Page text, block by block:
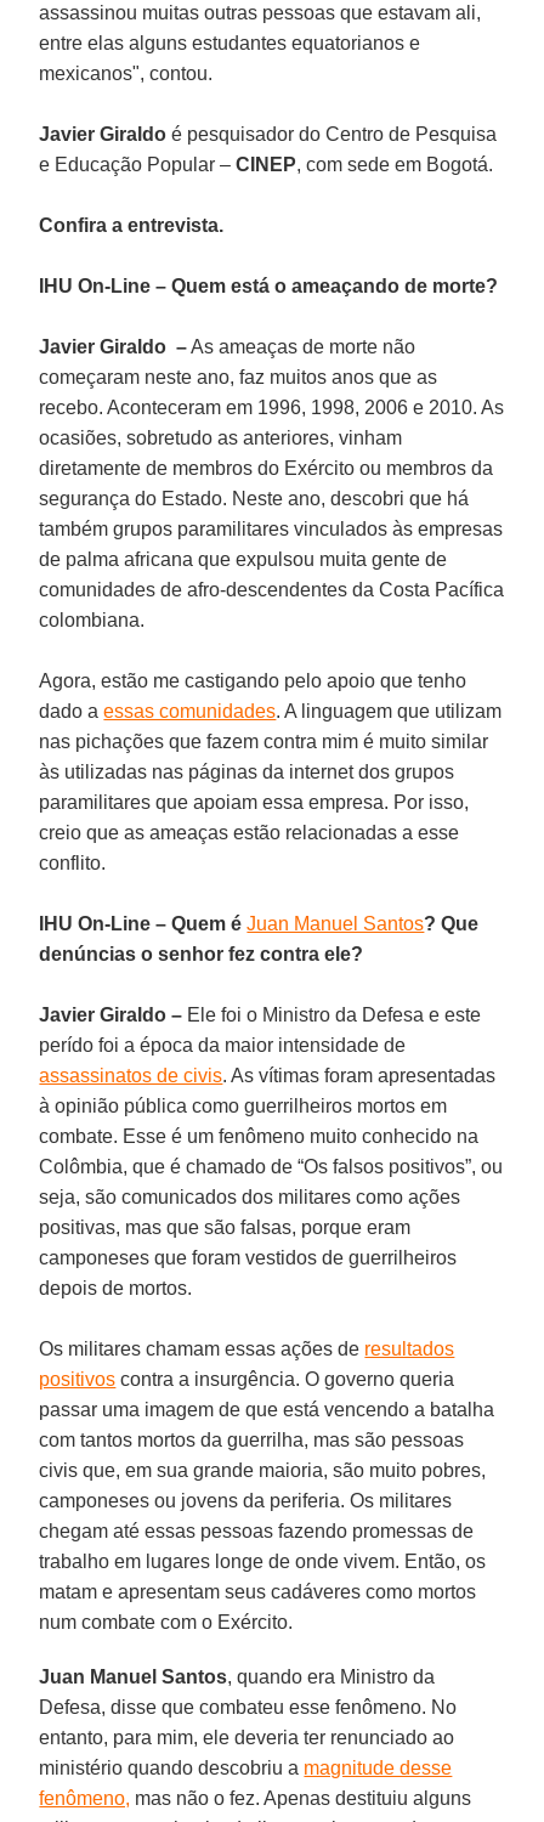
assassinou muitas outras pessoas que estavam ali,
entre elas alguns estudantes equatorianos e
mexicanos", contou.
Javier Giraldo é pesquisador do Centro de Pesquisa
e Educação Popular –CINEP, com sede em Bogotá.
Confira a entrevista.
IHU On-Line – Quem está o ameaçando de morte?
Javier Giraldo –As ameaças de morte não
começaram neste ano, faz muitos anos que as
recebo. Aconteceram em 1996, 1998, 2006 e 2010. As
ocasiões, sobretudo as anteriores, vinham
diretamente de membros do Exército ou membros da
segurança do Estado. Neste ano, descobri que há
também grupos paramilitares vinculados às empresas
de palma africana que expulsou muita gente de
comunidades de afro-descendentes da Costa Pacífica
colombiana.
Agora, estão me castigando pelo apoio que tenho
dado aessas comunidades. A linguagem que utilizam
nas pichações que fazem contra mim é muito similar
às utilizadas nas páginas da internet dos grupos
paramilitares que apoiam essa empresa. Por isso,
creio que as ameaças estão relacionadas a esse
conflito.
IHU On-Line – Quem éJuan Manuel Santos? Que
denúncias o senhor fez contra ele?
Javier Giraldo – Ele foi o Ministro da Defesa e este
perído foi a época da maior intensidade de
assassinatos de civis. As vítimas foram apresentadas
à opinião pública como guerrilheiros mortos em
combate. Esse é um fenômeno muito conhecido na
Colômbia, que é chamado de “Os falsos positivos”, ou
seja, são comunicados dos militares como ações
positivas, mas que são falsas, porque eram
camponeses que foram vestidos de guerrilheiros
depois de mortos.
Os militares chamam essas ações de resultados
positivos contra a insurgência. O governo queria
passar uma imagem de que está vencendo a batalha
com tantos mortos da guerrilha, mas são pessoas
civis que, em sua grande maioria, são muito pobres,
camponeses ou jovens da periferia. Os militares
chegam até essas pessoas fazendo promessas de
trabalho em lugares longe de onde vivem. Então, os
matam e apresentam seus cadáveres como mortos
num combate com o Exército.
Juan Manuel Santos, quando era Ministro da
Defesa, disse que combateu esse fenômeno. No
entanto, para mim, ele deveria ter renunciado ao
ministério quando descobriu a magnitude desse
fenômeno, mas não o fez. Apenas destituiu alguns